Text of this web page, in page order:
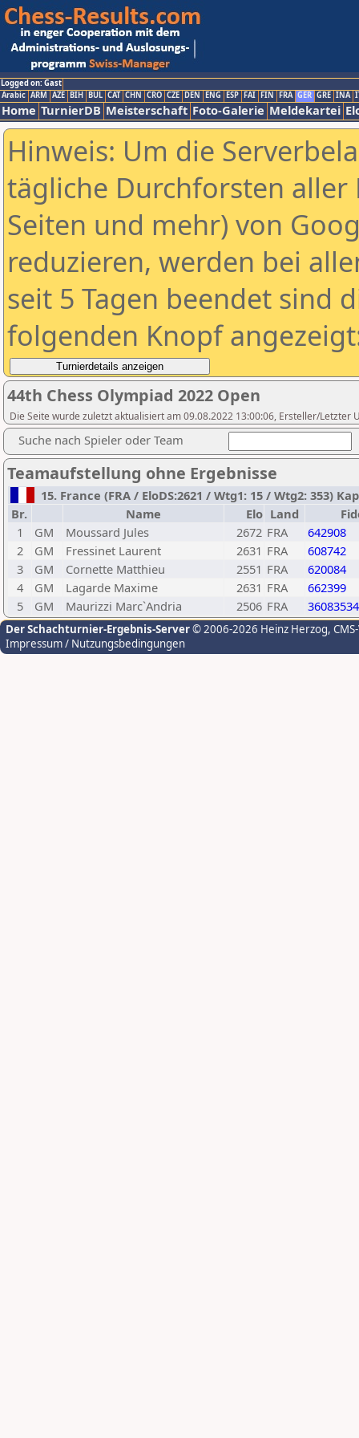
Logged on: Gast
Arabic ARM AZE BIH BUL CAT CHN CRO CZE DEN ENG ESP FAI FIN FRA GER GRE INA
Home TurnierDB Meisterschaft Foto-Galerie Meldekartei
Hinweis: Um die
tägliche Durchforsten aller
Seiten und mehr) von
reduzieren, werden bei
seit 5 Tagen beendet sind
folgenden Knopf
44th Chess Olympiad 2022 Open
Die Seite wurde zuletzt aktualisiert am 09.08.2022 13:00:06, Ersteller/Letzter
Suche nach Spieler oder Team
Teamaufstellung ohne Ergebnisse
15. France (FRA / EloDS:2621 / Wtg1: 15 / Wtg2: 353)
Br.
Name Elo Land
1
GM Moussard Jules 2672 FRA
642908
2
GM Fressinet Laurent 2631 FRA
608742
3
GM Cornette Matthieu 2551 FRA
620084
4
GM Lagarde Maxime 2631 FRA
662399
5
GM Maurizzi Marc`Andria 2506 FRA 36083534
Der Schachturnier-Ergebnis-Server© 2006-2026 Heinz Herzog,
Impressum / Nutzungsbedingungen